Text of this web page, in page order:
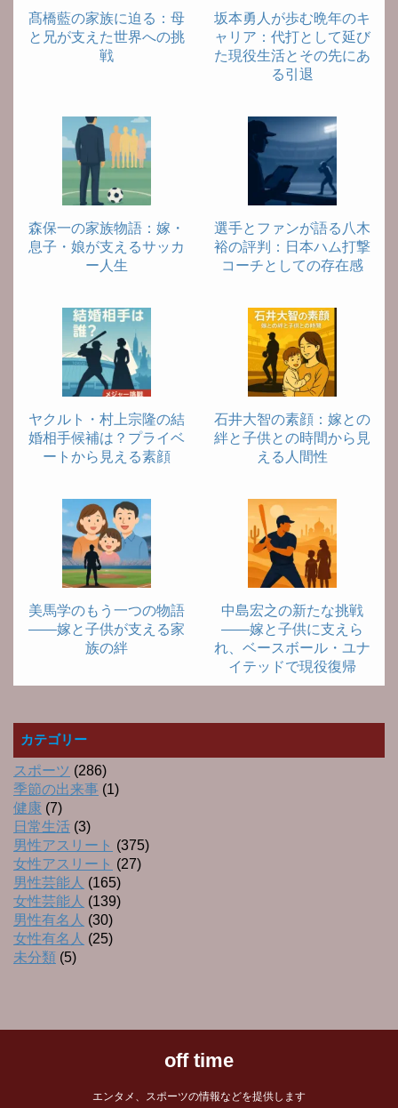
髙橋藍の家族に迫る：母
と兄が支えた世界への挑
戦
坂本勇人が歩む晩年のキ
ャリア：代打として延び
た現役生活とその先にあ
る引退
森保一の家族物語：嫁・
息子・娘が支えるサッカ
ー人生
選手とファンが語る八木
裕の評判：日本ハム打撃
コーチとしての存在感
ヤクルト・村上宗隆の結
婚相手候補は？プライベ
ートから見える素顔
石井大智の素顔：嫁との
絆と子供との時間から見
える人間性
美馬学のもう一つの物語
――嫁と子供が支える家
族の絆
中島宏之の新たな挑戦
――嫁と子供に支えら
れ、ベースボール・ユナ
イテッドで現役復帰
カテゴリー
スポーツ (286)
季節の出来事 (1)
健康 (7)
日常生活 (3)
男性アスリート (375)
女性アスリート (27)
男性芸能人 (165)
女性芸能人 (139)
男性有名人 (30)
女性有名人 (25)
未分類 (5)
off time
エンタメ、スポーツの情報などを提供します